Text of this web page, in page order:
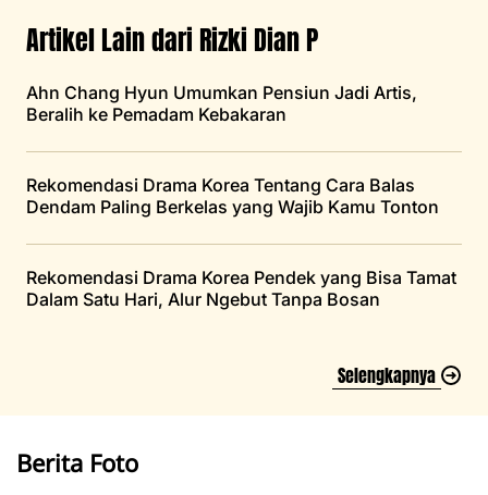
Artikel Lain dari Rizki Dian P
Ahn Chang Hyun Umumkan Pensiun Jadi Artis,
Beralih ke Pemadam Kebakaran
Rekomendasi Drama Korea Tentang Cara Balas
Dendam Paling Berkelas yang Wajib Kamu Tonton
Rekomendasi Drama Korea Pendek yang Bisa Tamat
Dalam Satu Hari, Alur Ngebut Tanpa Bosan
Selengkapnya
Berita Foto